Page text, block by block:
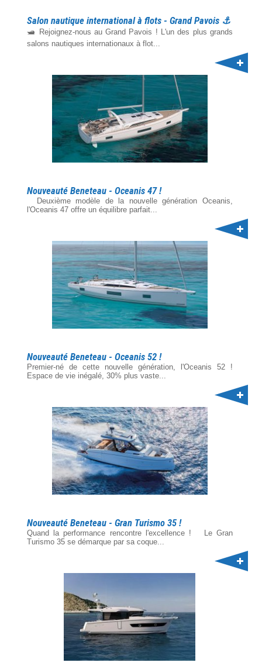
Salon nautique international à flots - Grand Pavois ⚓️
🛥️ Rejoignez-nous au Grand Pavois ! L'un des plus grands
salons nautiques internationaux à flot...
Nouveauté Beneteau - Oceanis 47 !
Deuxième modèle de la nouvelle génération Oceanis,
l'Oceanis 47 offre un équilibre parfait...
Nouveauté Beneteau - Oceanis 52 !
Premier-né de cette nouvelle génération, l'Oceanis 52 !
Espace de vie inégalé, 30% plus vaste...
Nouveauté Beneteau - Gran Turismo 35 !
Quand la performance rencontre l'excellence ! Le Gran
Turismo 35 se démarque par sa coque...